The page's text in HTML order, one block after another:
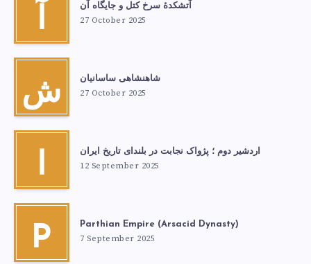
آ آتشكدهٔ سرخ‌ کتل و جایگاه آن
27 October 2025
ش شاهنشاهی ساسانیان
27 October 2025
ا اردشیر دوم ؛ پژواک نجابت در بلندای تاریخ ایران
12 September 2025
P Parthian Empire (Arsacid Dynasty)
7 September 2025